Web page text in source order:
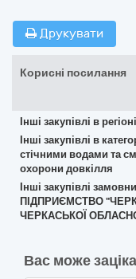
Друкувати
Корисні посилання
Інші закупівлі в
Інші закупівлі в
стічними водами та
охорони довкілля
Інші закупівлі
ПІДПРИЄМСТВО
ЧЕРКАСЬКОЇ
Вас може